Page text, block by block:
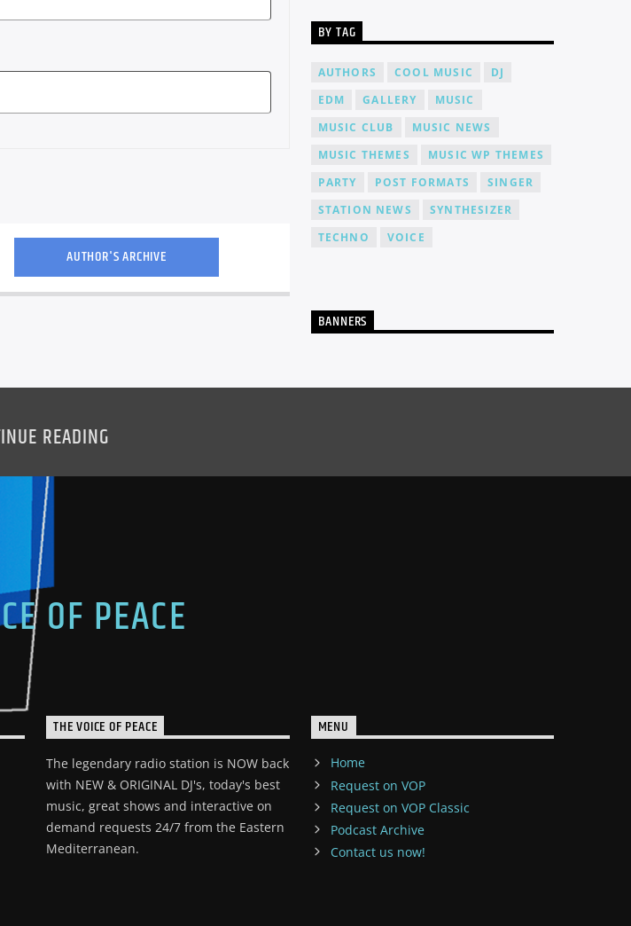
AUTHOR'S ARCHIVE
BY TAG
AUTHORS COOL MUSIC
DJ
EDM
GALLERY
MUSIC
MUSIC CLUB
MUSIC NEWS
MUSIC THEMES
MUSIC WP THEMES
PARTY
POST FORMATS
SINGER
STATION NEWS
SYNTHESIZER
TECHNO
VOICE
BANNERS
READING
OF PEACE
THE VOICE OF PEACE
The legendary radio station is NOW back
with NEW & ORIGINAL DJ's, today's best
music, great shows and interactive on
demand requests 24/7 from the Eastern
Mediterranean.
MENU
Home
Request on VOP
Request on VOP Classic
Podcast Archive
Contact us now!